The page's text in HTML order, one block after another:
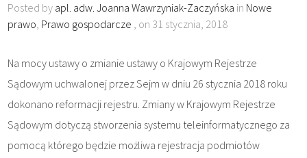
Posted by apl. adw. Joanna Wawrzyniak-Zaczyńska in Nowe
prawo, Prawo gospodarcze , on 31 stycznia, 2018
Na mocy ustawy o zmianie ustawy o Krajowym Rejestrze
Sądowym uchwalonej przez Sejm w dniu 26 stycznia 2018 roku
dokonano reformacji rejestru. Zmiany w Krajowym Rejestrze
Sądowym dotyczą stworzenia systemu teleinformatycznego za
pomocą którego będzie możliwa rejestracja podmiotów